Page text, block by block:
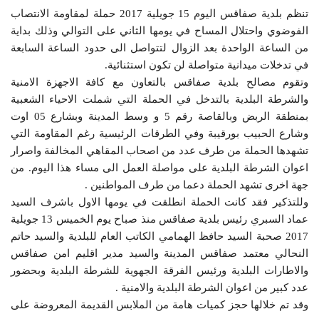
تنظم بلدية صفاقس اليوم 15 جويلية 2017 حملة لمقاومة الانتصاب
الفوضوي واحتلال المساح في يومها الثاني على التوالي وذلك بداية
من الساعة الواحدة بعد الزوال لتتواصل الى حدود الساعة السابعة
في تدخلات ميدانية متواصلة لن تكون استثنائية.
وتقوم مصالح بلدية صفاقس بالتعاون مع كافة الاجهزة الامنية
والشرطة البلدية بالتدخل في الحملة التي شملت الاحياء الشعبية
بمنطقة الربض وبالقاصة رقم 5 و وسط المدينة وبشارع 05 اوت
وشارع الحبيب بورقيبة وفي الطرقات الرئيسية رغم المقاومة التي
تشهدها الحملة من طرف عدد من اصحاب المقاهي المخالفة واصرار
اعوان الشرطة البلدية على مواصلة العمل الى مساء هذا اليوم. من
جهة اخرى تشهد الحملة دعما من طرف المواطنين .
وللتذكير فقد كانت الحملة انطلقت في يومها الاول باشرف السيد
عماد السبري رئيس بلدية صفاقس منذ صباح يوم الخميس 13 جويلية
2017 صحبة السيد حافظ الهمامي الكاتب العام للبلدية والسيد حاتم
النحالي معتمد صفاقس المدينة والسيد مدير اقليم امن صفاقس
والاطارات البلدية ورئيس الفرقة الجهوية للشرطة البلدية وبحضور
عدد كبير من اعوان الشرطة البلدية والامنية .
وقد تم خلالها حجز كميات هامة من الملابس القديمة المعروضة على